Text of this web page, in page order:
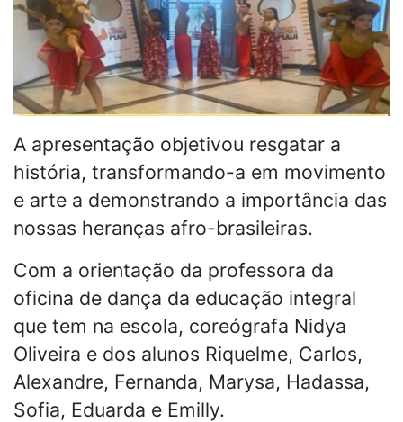
A apresentação objetivou resgatar a
história, transformando-a em movimento
e arte a demonstrando a importância das
nossas heranças afro-brasileiras.
Com a orientação da professora da
oficina de dança da educação integral
que tem na escola, coreógrafa Nidya
Oliveira e dos alunos Riquelme, Carlos,
Alexandre, Fernanda, Marysa, Hadassa,
Sofia, Eduarda e Emilly.